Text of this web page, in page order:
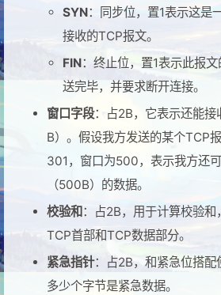
SYN：同步位，置1表示这是
接收的TCP报文。
FIN：终止位，置1表示此报
送完毕，并要求断开连接。
窗口字段：占2B，它表示还能接
B）。假设我方发送的某个TCP
301，窗口为500，表示我方还
（500B）的数据。
校验和 ：占2B，用于计算校验
TCP首部和TCP数据部分。
紧急指针：占2B，和紧急位搭
多少个字节是紧急数据。